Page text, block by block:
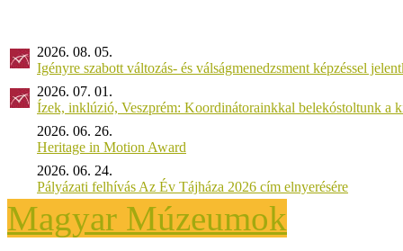
2026. 08. 05.
Igényre szabott változás- és válságmenedzsment képzéssel
2026. 07. 01.
Ízek, inklúzió, Veszprém: Koordinátorainkkal belekóstoltunk a
2026. 06. 26.
Heritage in Motion Award
2026. 06. 24.
Pályázati felhívás Az Év Tájháza 2026 cím elnyerésére
Magyar Múzeumok